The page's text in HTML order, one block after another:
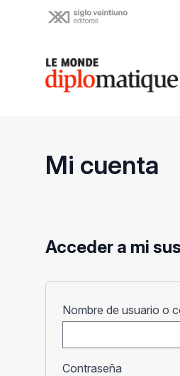
Le monde diplomatique
Mi cuenta
Acceder a mi
Nombre de usuario o
Contraseña